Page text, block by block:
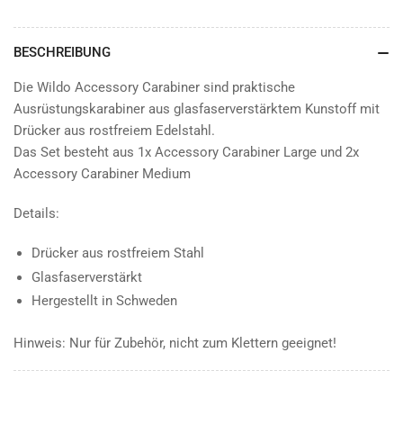
BESCHREIBUNG
Die Wildo Accessory Carabiner sind praktische
Ausrüstungskarabiner aus glasfaserverstärktem Kunstoff mit
Drücker aus rostfreiem Edelstahl.
Das Set besteht aus 1x Accessory Carabiner Large und 2x
Accessory Carabiner Medium
Details:
Drücker aus rostfreiem Stahl
Glasfaserverstärkt
Hergestellt in Schweden
Hinweis: Nur für Zubehör, nicht zum Klettern geeignet!